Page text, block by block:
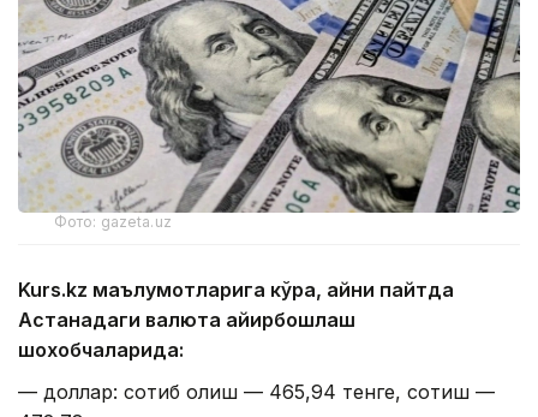
Фото: gazeta.uz
Kurs.kz маълумотларига кўра, айни пайтда
Астанадаги валюта айирбошлаш
шохобчаларида:
— доллар: сотиб олиш — 465,94 тенге, сотиш —